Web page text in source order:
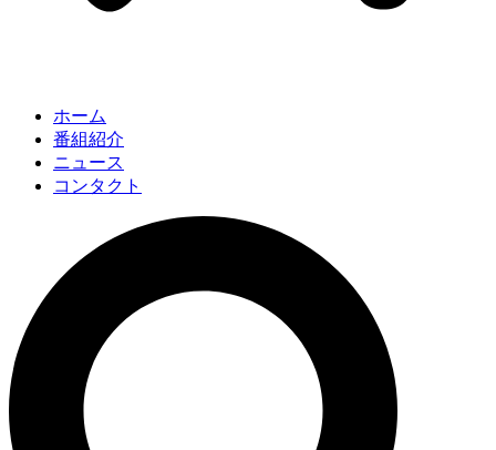
ホーム
番組紹介
ニュース
コンタクト